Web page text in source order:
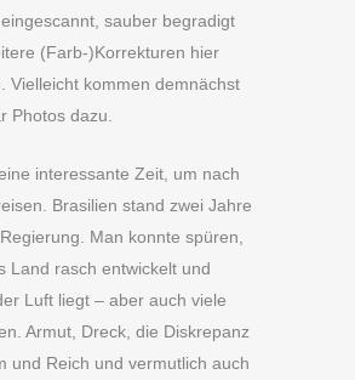
sauber begradigt
(Farb-)Korrekturen hier
Vielleicht kommen demnächst
Photos dazu.
interessante Zeit, um nach
Brasilien stand zwei Jahre
Man konnte spüren,
Land rasch entwickelt und
Luft liegt – aber auch viele
Armut, Dreck, die Diskrepanz
und Reich und vermutlich auch